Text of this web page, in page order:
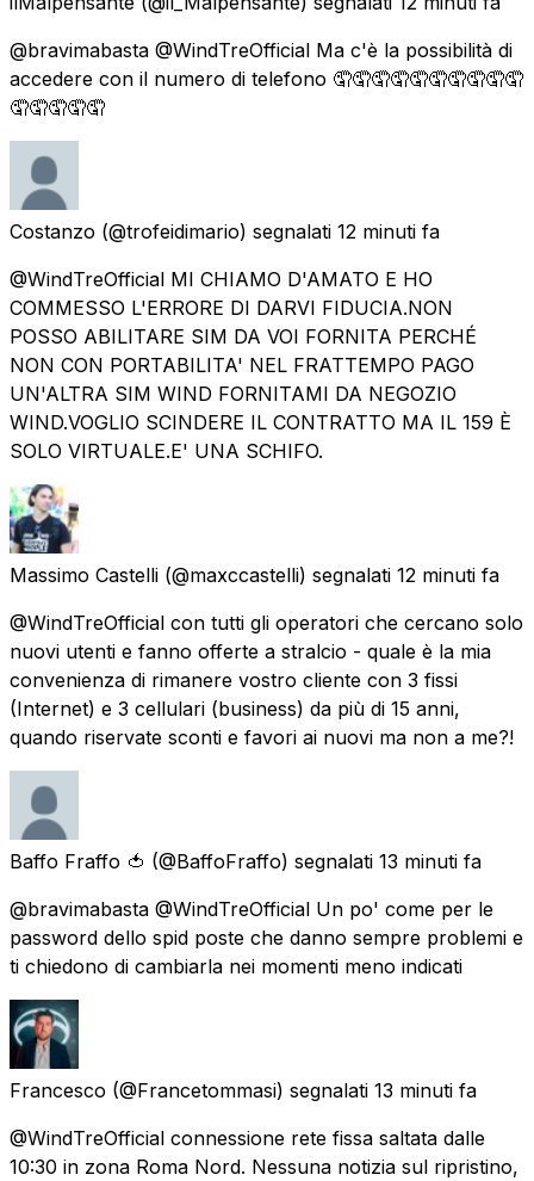
@bravimabasta @WindTreOfficial Ma c'è la possibilità di
accedere con il numero di telefono 🤦🤦🤦🤦🤦🤦🤦🤦🤦🤦
🤦🤦🤦🤦🤦
Costanzo (@trofeidimario) segnalati 12 minuti fa
@WindTreOfficial MI CHIAMO D'AMATO E HO
COMMESSO L'ERRORE DI DARVI FIDUCIA.NON
POSSO ABILITARE SIM DA VOI FORNITA PERCHÉ
NON CON PORTABILITA' NEL FRATTEMPO PAGO
UN'ALTRA SIM WIND FORNITAMI DA NEGOZIO
WIND.VOGLIO SCINDERE IL CONTRATTO MA IL 159 È
SOLO VIRTUALE.E' UNA SCHIFO.
Massimo Castelli (@maxccastelli) segnalati 12 minuti fa
@WindTreOfficial con tutti gli operatori che cercano solo
nuovi utenti e fanno offerte a stralcio - quale è la mia
convenienza di rimanere vostro cliente con 3 fissi
(Internet) e 3 cellulari (business) da più di 15 anni,
quando riservate sconti e favori ai nuovi ma non a me?!
Baffo Fraffo 🍅 (@BaffoFraffo) segnalati 13 minuti fa
@bravimabasta @WindTreOfficial Un po' come per le
password dello spid poste che danno sempre problemi e
ti chiedono di cambiarla nei momenti meno indicati
Francesco (@Francetommasi) segnalati 13 minuti fa
@WindTreOfficial connessione rete fissa saltata dalle
10:30 in zona Roma Nord. Nessuna notizia sul ripristino,